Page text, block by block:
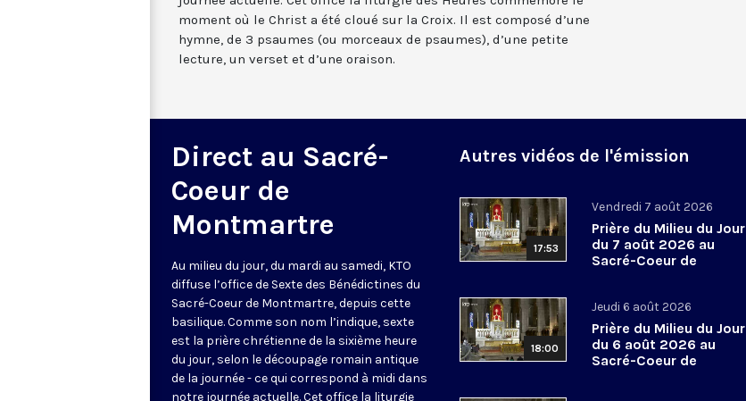
moment où le Christ a été cloué sur la Croix. Il est composé d’une
hymne, de 3 psaumes (ou morceaux de psaumes), d’une petite
lecture, un verset et d’une oraison.
Direct au Sacré-
Coeur de
Montmartre
Au milieu du jour, du mardi au samedi, KTO
diffuse l’office de Sexte des Bénédictines du
Sacré-Coeur de Montmartre, depuis cette
basilique. Comme son nom l’indique, sexte
est la prière chrétienne de la sixième heure
du jour, selon le découpage romain antique
de la journée - ce qui correspond à midi dans
notre journée actuelle. Cet office la liturgie
Autres vidéos de l'émission
17:53
Vendredi 7 août 2026
Prière du Milieu du Jour
du 7 août 2026 au
Sacré-Coeur de
18:00
Jeudi 6 août 2026
Prière du Milieu du Jour
du 6 août 2026 au
Sacré-Coeur de